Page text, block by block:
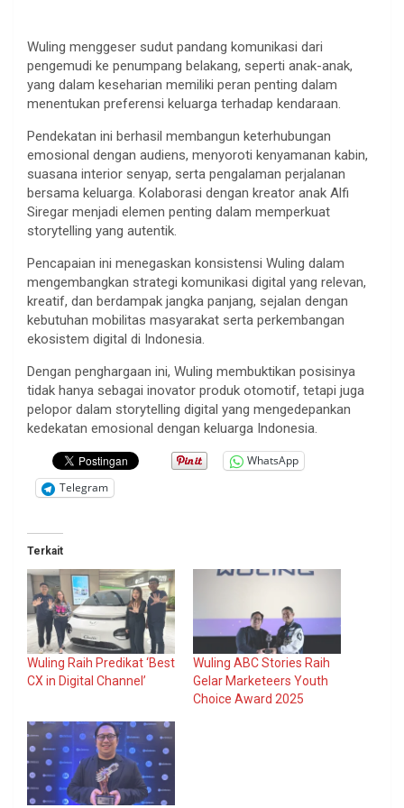
Wuling menggeser sudut pandang komunikasi dari
pengemudi ke penumpang belakang, seperti anak-anak,
yang dalam keseharian memiliki peran penting dalam
menentukan preferensi keluarga terhadap kendaraan.
Pendekatan ini berhasil membangun keterhubungan
emosional dengan audiens, menyoroti kenyamanan kabin,
suasana interior senyap, serta pengalaman perjalanan
bersama keluarga. Kolaborasi dengan kreator anak Alfi
Siregar menjadi elemen penting dalam memperkuat
storytelling yang autentik.
Pencapaian ini menegaskan konsistensi Wuling dalam
mengembangkan strategi komunikasi digital yang relevan,
kreatif, dan berdampak jangka panjang, sejalan dengan
kebutuhan mobilitas masyarakat serta perkembangan
ekosistem digital di Indonesia.
Dengan penghargaan ini, Wuling membuktikan posisinya
tidak hanya sebagai inovator produk otomotif, tetapi juga
pelopor dalam storytelling digital yang mengedepankan
kedekatan emosional dengan keluarga Indonesia.
WhatsApp
Telegram
Terkait
Wuling Raih Predikat ‘Best
CX in Digital Channel’
Wuling ABC Stories Raih
Gelar Marketeers Youth
Choice Award 2025